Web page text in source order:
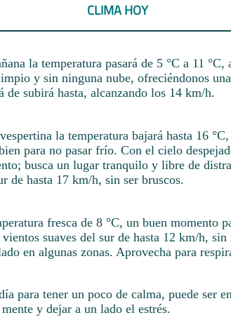
CLIMA HOY
la temperatura pasará de 5 °C a 11 °C,
y sin ninguna nube, ofreciéndonos
de subirá hasta, alcanzando los 14 km/h.
la temperatura bajará hasta 16
para no pasar frío. Con el cielo
busca un lugar tranquilo y libre de
de hasta 17 km/h, sin ser bruscos.
fresca de 8 °C, un buen momento
suaves del sur de hasta 12 km/h,
en algunas zonas. Aprovecha para
para tener un poco de calma, puede ser
y dejar a un lado el estrés.